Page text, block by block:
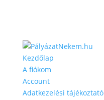
Kezdőlap
A fiókom
Account
Adatkezelési tájékoztató